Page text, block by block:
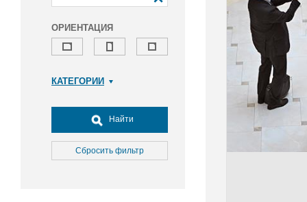
ОРИЕНТАЦИЯ
КАТЕГОРИИ
Досуг, туризм и отдых
Культура
Медицина
Найти
Сбросить фильтр